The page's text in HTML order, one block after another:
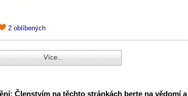
2 oblíbených
Více...
Členstvím na těchto stránkách berte na vědomí a